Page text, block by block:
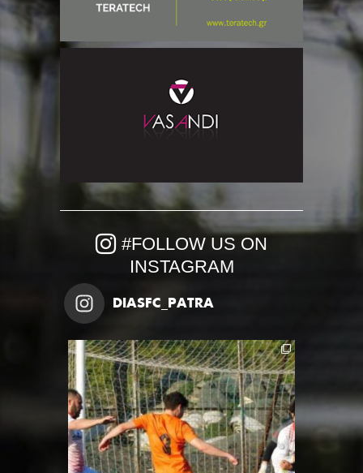
#FOLLOW US ON
INSTAGRAM
DIASFC_PATRA